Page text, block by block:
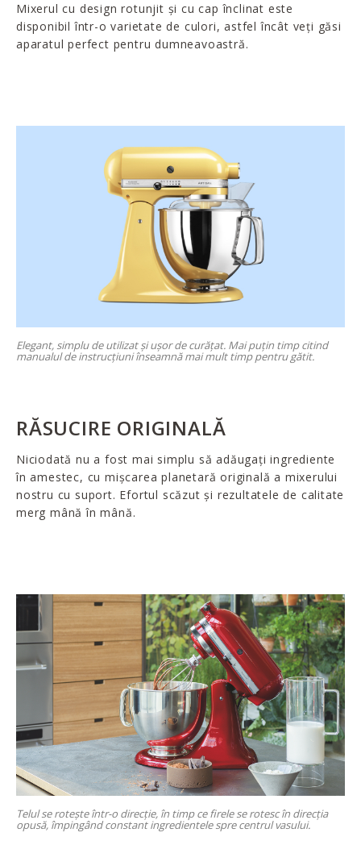
Mixerul cu design rotunjit și cu cap înclinat este
disponibil într-o varietate de culori, astfel încât veți găsi
aparatul perfect pentru dumneavoastră.
Elegant, simplu de utilizat și ușor de curățat. Mai puțin timp citind
manualul de instrucțiuni înseamnă mai mult timp pentru gătit.
RĂSUCIRE ORIGINALĂ
Niciodată nu a fost mai simplu să adăugați ingrediente
în amestec, cu mișcarea planetară originală a mixerului
nostru cu suport. Efortul scăzut și rezultatele de calitate
merg mână în mână.
Telul se rotește într-o direcție, în timp ce firele se rotesc în direcția
opusă, împingând constant ingredientele spre centrul vasului.